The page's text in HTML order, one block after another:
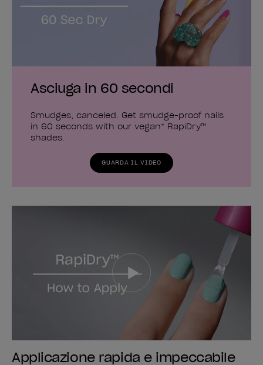
Asciuga in 60 secondi
Smudges, canceled. Get smudge-proof nails
in 60 seconds with our vegan* RapiDry™
shades.
GUARDA IL VIDEO
Applicazione rapida e impeccabile